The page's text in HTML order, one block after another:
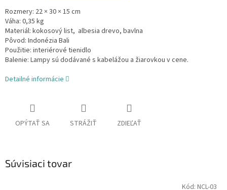
Rozmery: 22 × 30 × 15 cm
Váha: 0,35 kg
Materiál: kokosový list, albesia drevo, bavlna
Pôvod: Indonézia Bali
Použitie: interiérové tienidlo
Balenie: Lampy sú dodávané s kabelážou a žiarovkou v cene.
Detailné informácie
OPÝTAŤ SA STRÁŽIŤ ZDIEĽAŤ
Súvisiaci tovar
Kód: NCL-03